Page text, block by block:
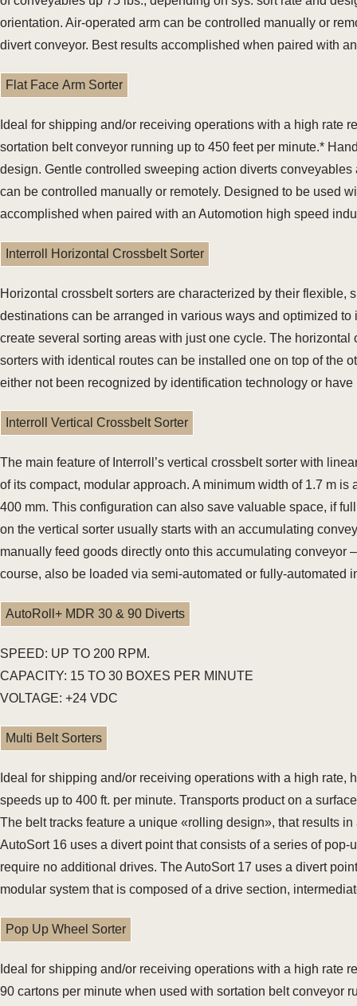
orientation. Air-operated arm can be controlled manually or
divert conveyor. Best results accomplished when paired with
Flat Face Arm Sorter
Ideal for shipping and/or receiving operations with a high rate
sortation belt conveyor running up to 450 feet per minute.*
design. Gentle controlled sweeping action diverts
can be controlled manually or remotely. Designed to be used
accomplished when paired with an Automotion high speed
Interroll Horizontal Crossbelt Sorter
Horizontal crossbelt sorters are characterized by their
destinations can be arranged in various ways and optimized
create several sorting areas with just one cycle. The
sorters with identical routes can be installed one on top of the
either not been recognized by identification technology or
Interroll Vertical Crossbelt Sorter
The main feature of Interroll’s vertical crossbelt sorter with
of its compact, modular approach. A minimum width of 1.7 m
400 mm. This configuration can also save valuable space, if
on the vertical sorter usually starts with an accumulating
manually feed goods directly onto this accumulating conveyor
course, also be loaded via semi-automated or fully-automated
AutoRoll+ MDR 30 & 90 Diverts
SPEED: UP TO 200 RPM.
CAPACITY: 15 TO 30 BOXES PER MINUTE
VOLTAGE: +24 VDC
Multi Belt Sorters
Ideal for shipping and/or receiving operations with a high
speeds up to 400 ft. per minute. Transports product on a
The belt tracks feature a unique «rolling design», that results
AutoSort 16 uses a divert point that consists of a series of
require no additional drives. The AutoSort 17 uses a divert
modular system that is composed of a drive section,
Pop Up Wheel Sorter
Ideal for shipping and/or receiving operations with a high rate
90 cartons per minute when used with sortation belt conveyor